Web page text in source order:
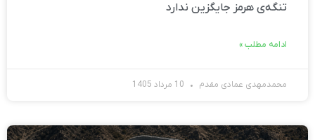
تنگه‌ی هرمز جایگزین ندارد
ادامه مطلب »
محمدمهدی عمادی مقدم